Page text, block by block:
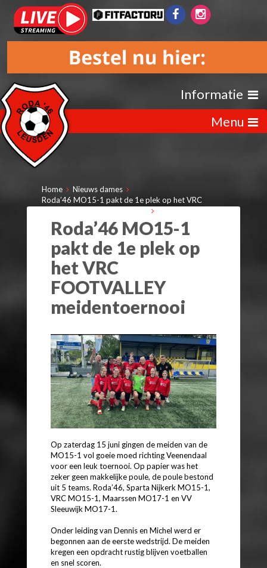
Informatie
Menu
Home
Nieuws dames
Roda’46 MO15-1 pakt de 1e plek op het VRC
Roda’46 MO15-1
pakt de 1e plek op
het VRC
FOOTVALLEY
meidentoernooi
Op zaterdag 15 juni gingen de meiden van de
MO15-1 vol goeie moed richting Veenendaal
voor een leuk toernooi. Op papier was het
zeker geen makkelijke poule, de poule bestond
uit 5 teams. Roda’46, Sparta Nijkerk MO15-1,
VRC MO15-1, Maarssen MO17-1 en VV
Sleeuwijk MO17-1.
Onder leiding van Dennis en Michel werd er
begonnen aan de eerste wedstrijd. De meiden
kregen een opdracht rustig blijven voetballen
en snel scoren.